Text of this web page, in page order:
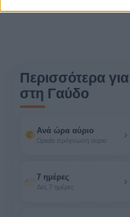
Περισσότερα
στη Γαύδο
Ανά ώρα αύριο
Ωριαία πρόγνωση αύριο ›
7 ημέρες
Δες 7 ημέρες ›